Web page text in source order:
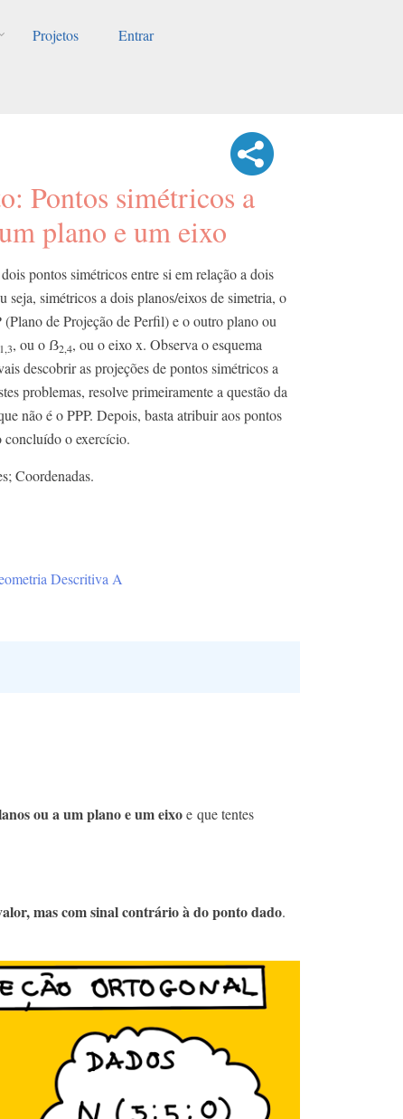
Projetos Entrar
Pontos simétricos a
plano e um eixo
pontos simétricos entre si em relação a dois
seja, simétricos a dois planos/eixos de simetria, o
de Projeção de Perfil) e o outro plano ou
1,3, ou o ẞ2,4, ou o eixo x. Observa o esquema
descobrir as projeções de pontos simétricos a
problemas, resolve primeiramente a questão da
não é o PPP. Depois, basta atribuir aos pontos
concluído o exercício.
Coordenadas.
Descritiva A
ou a um plano e um eixoe que tentes
mas com sinal contrário à do ponto dado.